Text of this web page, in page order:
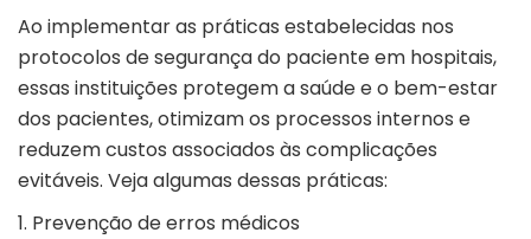
Ao implementar as práticas estabelecidas nos
protocolos de segurança do paciente em hospitais,
essas instituições protegem a saúde e o bem-estar
dos pacientes, otimizam os processos internos e
reduzem custos associados às complicações
evitáveis. Veja algumas dessas práticas:
1. Prevenção de erros médicos